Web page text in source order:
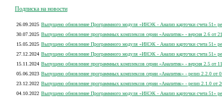
Подписка на новости
26.09.2025 Выпущено обновление Программного модуля «ИНЭК - Анализ карточки счета 51»
30.07.2025 Выпущено обновление программных комплексов серии «Аналитик» - версия 2.6 от
15.05.2025 Выпущено обновление Программного модуля «ИНЭК - Анализ карточки счета 51»
27.12.2024 Выпущено обновление Программного модуля «ИНЭК - Анализ карточки счета 51»
15.11.2024 Выпущено обновление программных комплексов серии «Аналитик» - версия 2.5 от
05.06.2023 Выпущено обновление программных комплексов серии «Аналитик» - релиз 2.2.0 от
23.12.2022 Выпущено обновление программных комплексов серии «Аналитик» - релиз 2.1.0 от
04.10.2022 Выпущено обновление Программного модуля «ИНЭК - Анализ карточки счета 51»